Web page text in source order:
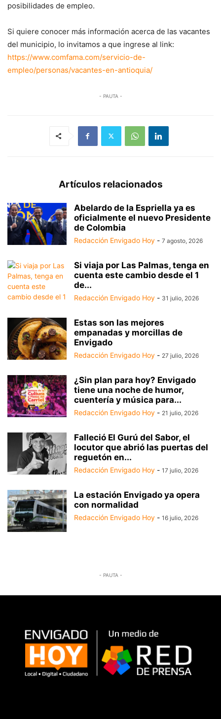
posibilidades de empleo.
Si quiere conocer más información acerca de las vacantes
del municipio, lo invitamos a que ingrese al link:
https://www.comfama.com/servicio-de-
empleo/personas/vacantes-en-antioquia/
- PAUTA -
Artículos relacionados
Abelardo de la Espriella ya es
oficialmente el nuevo Presidente
de Colombia
Redacción Envigado Hoy - 7 agosto, 2026
Si viaja por Las Palmas, tenga en
cuenta este cambio desde el 1
de...
Redacción Envigado Hoy - 31 julio, 2026
Estas son las mejores
empanadas y morcillas de
Envigado
Redacción Envigado Hoy - 27 julio, 2026
¿Sin plan para hoy? Envigado
tiene una noche de humor,
cuentería y música para...
Redacción Envigado Hoy - 21 julio, 2026
Falleció El Gurú del Sabor, el
locutor que abrió las puertas del
reguetón en...
Redacción Envigado Hoy - 17 julio, 2026
La estación Envigado ya opera
con normalidad
Redacción Envigado Hoy - 16 julio, 2026
- PAUTA -